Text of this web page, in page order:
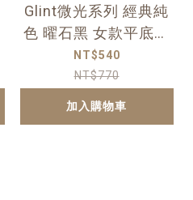
Glint微光系列 經典純
色 曜石黑 女款平底人
字夾腳拖
NT$540
NT$770
加入購物車